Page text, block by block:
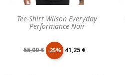
Tee-Shirt Wilson Everyday
Performance Noir
Prix
55,00 € -25% Prix
41,25 €